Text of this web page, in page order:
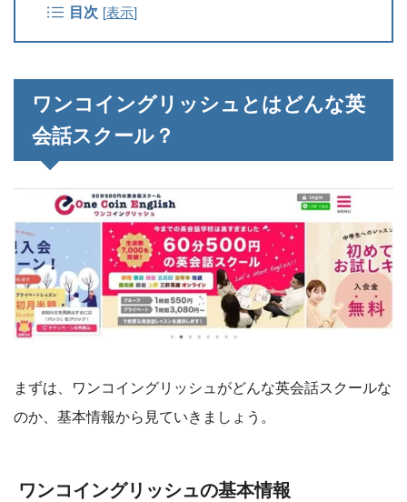
目次 [表示]
ワンコイングリッシュとはどんな英
会話スクール？
まずは、ワンコイングリッシュがどんな英会話スクールな
のか、基本情報から見ていきましょう。
ワンコイングリッシュの基本情報